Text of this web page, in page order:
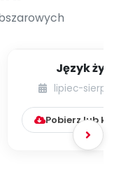
Język
lipiec-
Pobierz lub